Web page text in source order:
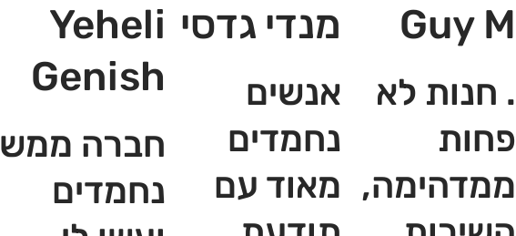
Yeheli
Genish
חברה ממש
נחמדים
מנדי גדסי
אנשים
נחמדים
מאוד עם
Guy M
. חנות לא
פחות
ממדהימה,